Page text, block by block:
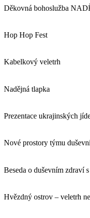
Děkovná bohoslužba
Hop Hop Fest
Kabelkový veletrh
Nadějná tlapka
Prezentace ukrajinských
Nové prostory týmu
Beseda o duševním zdraví
Hvězdný ostrov – veletrh